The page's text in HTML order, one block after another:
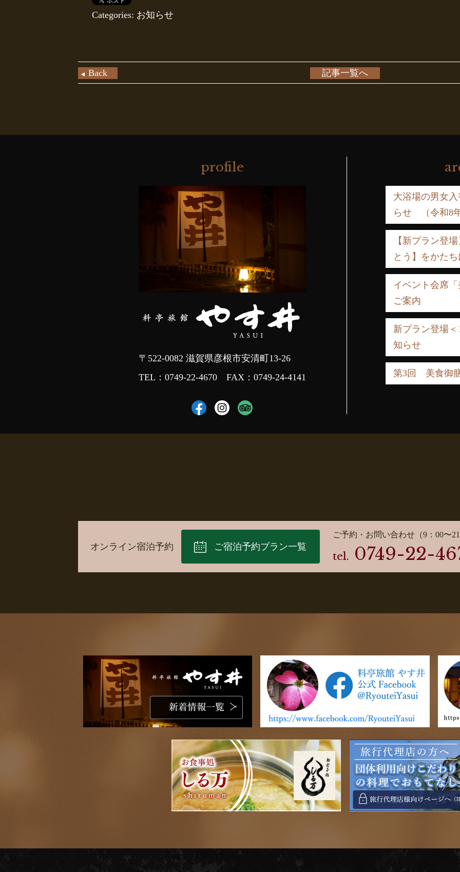
Categories: お知らせ
記事一覧へ
Back
profile
〒522-0082 滋賀県彦根市安清町13-26
TEL： 0749-22-4670 FAX：0749-24-4141
大浴場の男女
らせ （令和8年
【新プラン登
とう】をかたち
イベント会席
ご案内
新プラン登場
知らせ
第3回 美食御
オンライン宿泊予約 ご宿泊予約プラン一覧
ご予約・お問い合わせ（9：00〜21
tel. 0749-22-